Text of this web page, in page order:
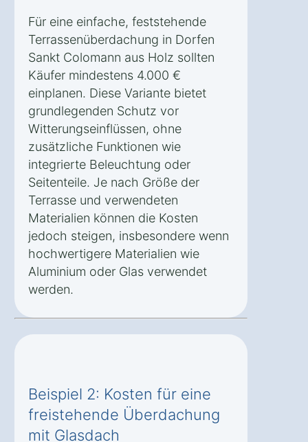
Für eine einfache, feststehende
Terrassenüberdachung in Dorfen
Sankt Colomann aus Holz sollten
Käufer mindestens 4.000 €
einplanen. Diese Variante bietet
grundlegenden Schutz vor
Witterungseinflüssen, ohne
zusätzliche Funktionen wie
integrierte Beleuchtung oder
Seitenteile. Je nach Größe der
Terrasse und verwendeten
Materialien können die Kosten
jedoch steigen, insbesondere wenn
hochwertigere Materialien wie
Aluminium oder Glas verwendet
werden.
Beispiel 2: Kosten für eine
freistehende Überdachung
mit Glasdach